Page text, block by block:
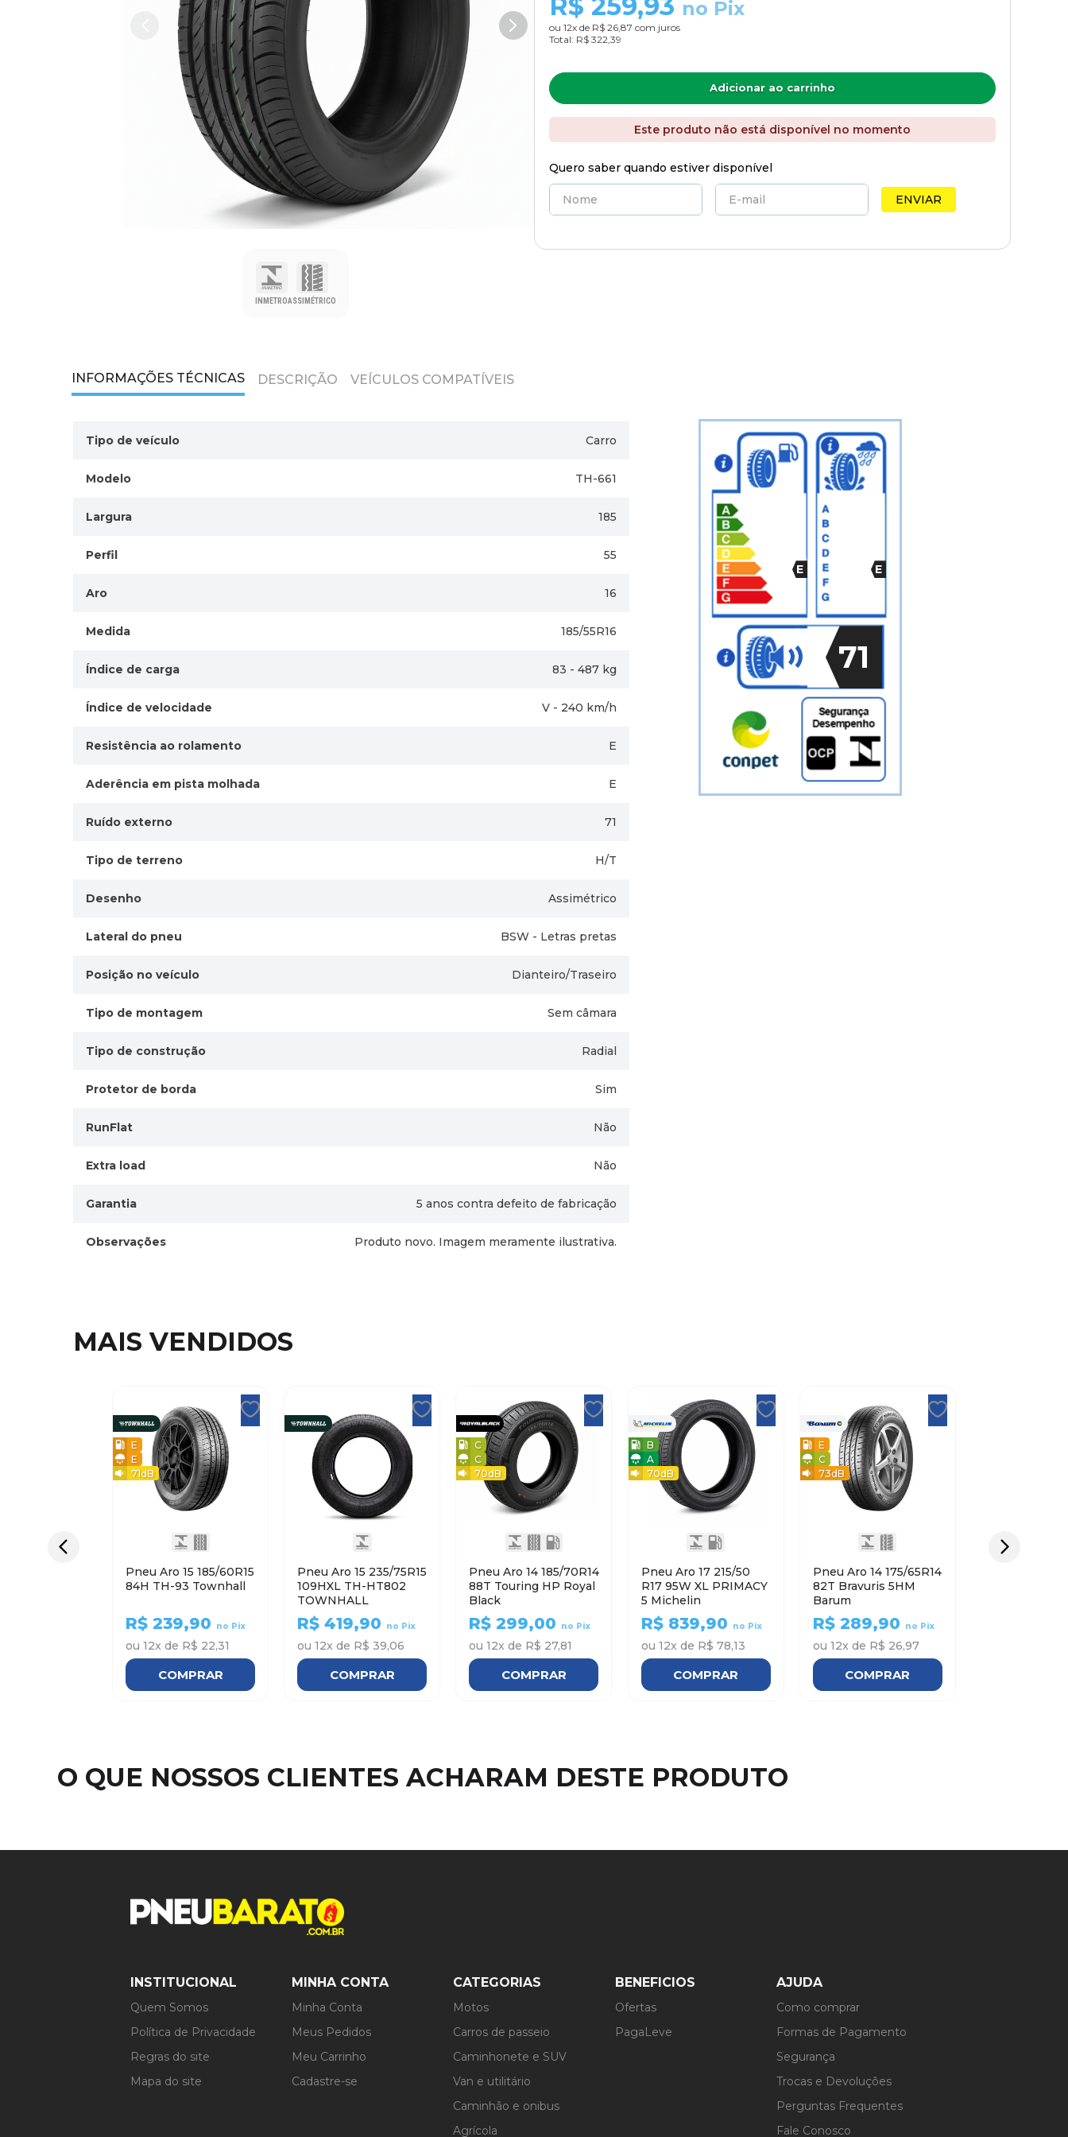
INMETROASSIMÉTRICO
no Pix
ou 12x de R$ 26,87 com juros
Total: R$ 322,39
Adicionar ao carrinho
Este produto não está disponível no momento
Quero saber quando estiver disponível
ENVIAR
INFORMAÇÕES TÉCNICAS DESCRIÇÃO VEÍCULOS COMPATÍVEIS
Tipo de veículo Carro
Modelo TH-661
Largura 185
Perfil 55
Aro 16
Medida 185/55R16
Índice de carga 83 - 487 kg
Índice de velocidade V - 240 km/h
Resistência ao rolamento E
Aderência em pista molhada E
Ruído externo 71
Tipo de terreno H/T
Desenho Assimétrico
Lateral do pneu BSW - Letras pretas
Posição no veículo Dianteiro/Traseiro
Tipo de montagem Sem câmara
Tipo de construção Radial
Protetor de borda Sim
RunFlat Não
Extra load Não
Garantia 5 anos contra defeito de fabricação
Observações Produto novo. Imagem meramente ilustrativa.
E
E
71
MAIS VENDIDOS
E
E
71dB
Pneu Aro 15 185/60R15
84H TH-93 Townhall
R$239,90 no Pix
ou 12x de R$ 22,31
COMPRAR
Pneu Aro 15 235/75R15
109HXL TH-HT802
TOWNHALL
R$419,90 no Pix
ou 12x de R$ 39,06
COMPRAR
C
C
70dB
Pneu Aro 14 185/70R14
88T Touring HP Royal
Black
R$299,00 no Pix
ou 12x de R$ 27,81
COMPRAR
B
A
70dB
Pneu Aro 17 215/50
R17 95W XL PRIMACY
5 Michelin
R$ 839,90 no Pix
ou 12x de R$ 78,13
COMPRAR
E
C
73dB
Pneu Aro 14 175/65R14
82T Bravuris 5HM
Barum
R$ 289,90 no Pix
ou 12x de R$ 26,97
COMPRAR
O QUE NOSSOS CLIENTES ACHARAM DESTE PRODUTO
INSTITUCIONAL
Quem Somos
Política de Privacidade
Regras do site
Mapa do site
MINHA CONTA
Minha Conta
Meus Pedidos
Meu Carrinho
Cadastre-se
CATEGORIAS
Motos
Carros de passeio
Caminhonete e SUV
Van e utilitário
Caminhão e onibus
Agrícola
BENEFICIOS
Ofertas
PagaLeve
AJUDA
Como comprar
Formas de Pagamento
Segurança
Trocas e Devoluções
Perguntas Frequentes
Fale Conosco